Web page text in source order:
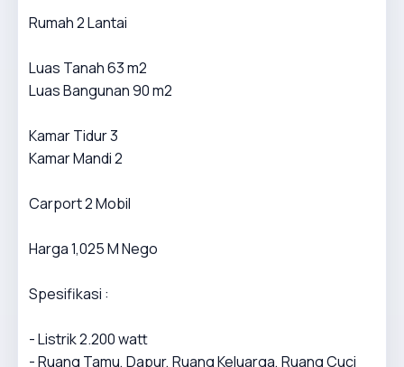
Rumah 2 Lantai
Luas Tanah 63 m2
Luas Bangunan 90 m2
Kamar Tidur 3
Kamar Mandi 2
Carport 2 Mobil
Harga 1,025 M Nego
Spesifikasi :
- Listrik 2.200 watt
- Ruang Tamu, Dapur, Ruang Keluarga, Ruang Cuci